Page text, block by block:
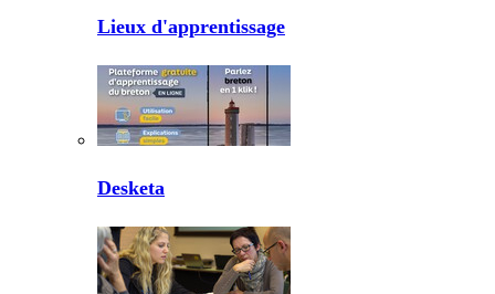
Lieux d'apprentissage
Desketa